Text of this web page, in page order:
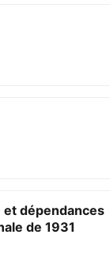
et dépendances
de 1931